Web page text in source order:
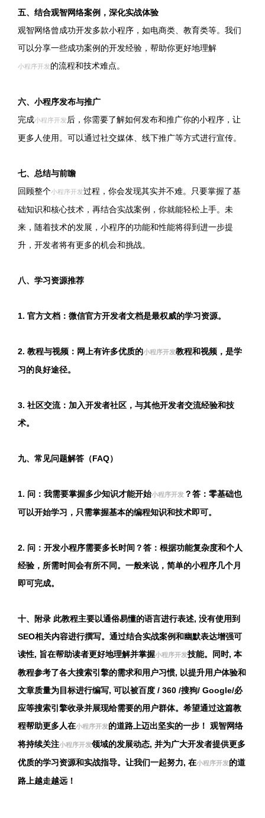
五、结合观智网络案例，深化实战体验
观智网络曾成功开发多款小程序，如电商类、教育类等。我们
可以分享一些成功案例的开发经验，帮助你更好地理解
小程序开发的流程和技术难点。
六、小程序发布与推广
完成小程序开发后，你需要了解如何发布和推广你的小程序，让
更多人使用。可以通过社交媒体、线下推广等方式进行宣传。
七、总结与前瞻
回顾整个小程序开发过程，你会发现其实并不难。只要掌握了基
础知识和核心技术，再结合实战案例，你就能轻松上手。未
来，随着技术的发展，小程序的功能和性能将得到进一步提
升，开发者将有更多的机会和挑战。
八、学习资源推荐
1. 官方文档：微信官方开发者文档是最权威的学习资源。
2. 教程与视频：网上有许多优质的小程序开发教程和视频，是学
习的良好途径。
3. 社区交流：加入开发者社区，与其他开发者交流经验和技
术。
九、常见问题解答（FAQ）
1. 问：我需要掌握多少知识才能开始小程序开发 ？答：零基础也
可以开始学习，只需掌握基本的编程知识和技术即可。
2. 问：开发小程序需要多长时间？答：根据功能复杂度和个人
经验，所需时间会有所不同。一般来说，简单的小程序几个月
即可完成。
十、附录 此教程主要以通俗易懂的语言进行表述, 没有使用到
SEO相关内容进行撰写。通过结合实战案例和幽默表达增强可
读性, 旨在帮助读者更好地理解并掌握小程序开发技能。同时, 本
教程参考了各大搜索引擎的需求和用户习惯, 以提升用户体验和
文章质量为目标进行编写, 可以被百度 / 360 /搜狗/ Google/必
应等搜索引擎收录并展现给需要的用户群体。希望通过这篇教
程帮助更多人在小程序开发的道路上迈出坚实的一步！ 观智网络
将持续关注小程序开发领域的发展动态, 并为广大开发者提供更多
优质的学习资源和实战指导。让我们一起努力, 在小程序开发的道
路上越走越远！